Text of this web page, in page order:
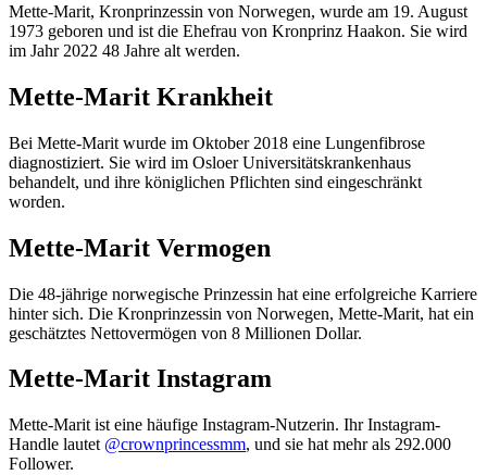
Mette-Marit, Kronprinzessin von Norwegen, wurde am 19. August
1973 geboren und ist die Ehefrau von Kronprinz Haakon. Sie wird
im Jahr 2022 48 Jahre alt werden.
Mette-Marit Krankheit
Bei Mette-Marit wurde im Oktober 2018 eine Lungenfibrose
diagnostiziert. Sie wird im Osloer Universitätskrankenhaus
behandelt, und ihre königlichen Pflichten sind eingeschränkt
worden.
Mette-Marit Vermogen
Die 48-jährige norwegische Prinzessin hat eine erfolgreiche Karriere
hinter sich. Die Kronprinzessin von Norwegen, Mette-Marit, hat ein
geschätztes Nettovermögen von 8 Millionen Dollar.
Mette-Marit Instagram
Mette-Marit ist eine häufige Instagram-Nutzerin. Ihr Instagram-
Handle lautet @crownprincessmm, und sie hat mehr als 292.000
Follower.